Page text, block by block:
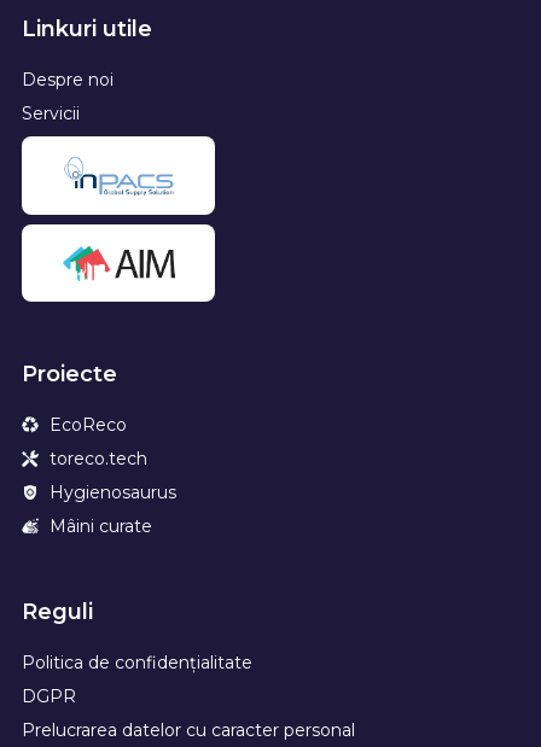
Linkuri utile
Despre noi
Servicii
Proiecte
EcoReco
toreco.tech
Hygienosaurus
Mâini curate
Reguli
Politica de confidențialitate
DGPR
Prelucrarea datelor cu caracter personal